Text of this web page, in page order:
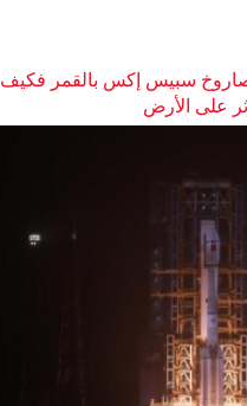
سبيس إكس بالقمر فكيف
على الأرض